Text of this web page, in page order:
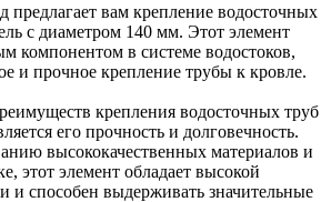
предлагает вам крепление водосточных
с диаметром 140 мм. Этот элемент
компонентом в системе водостоков,
и прочное крепление трубы к кровле.
крепления водосточных труб
его прочность и долговечность.
высококачественных материалов и
этот элемент обладает высокой
и способен выдерживать значительные